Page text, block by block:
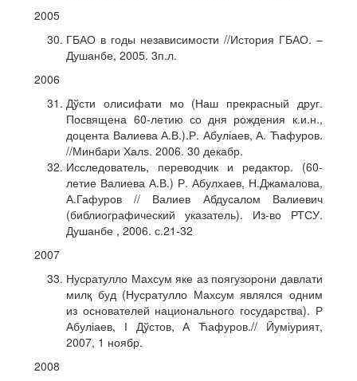
2005
ГБАО в годы независимости //История ГБАО. –
Душанбе, 2005. 3п.л.
2006
Дўсти олисифати мо (Наш прекрасный друг.
Посвящена 60-летию со дня рождения к.и.н.,
доцента Валиева А.В.).Р. Абуліаев, А. Ћафуров.
//Минбари Халѕ. 2006. 30 декабр.
Исследователь, переводчик и редактор. (60-
летие Валиева А.В.) Р. Абулхаев, Н.Джамалова,
А.Гафуров // Валиев Абдусалом Валиевич
(библиографический указатель). Из-во РТСУ.
Душанбе , 2006. с.21-32
2007
Нусратулло Махсум яке аз поягузорони давлати
милқ буд (Нусратулло Махсум являлся одним
из основателей национального государства). Р
Абуліаев, І Дўстов, А Ћафуров.// Ӣуміурият,
2007, 1 ноябр.
2008